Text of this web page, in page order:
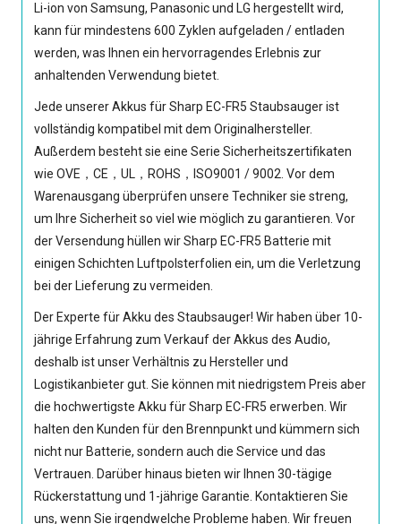
Li-ion von Samsung, Panasonic und LG hergestellt wird,
kann für mindestens 600 Zyklen aufgeladen / entladen
werden, was Ihnen ein hervorragendes Erlebnis zur
anhaltenden Verwendung bietet.
Jede unsererAkkus für Sharp EC-FR5 Staubsaugerist
vollständig kompatibel mit dem Originalhersteller.
Außerdem besteht sie eine Serie Sicherheitszertifikaten
wie OVE，CE，UL，ROHS，ISO9001 / 9002. Vor dem
Warenausgang überprüfen unsere Techniker sie streng,
um Ihre Sicherheit so viel wie möglich zu garantieren. Vor
der Versendung hüllen wirSharp EC-FR5 Batterie mit
einigen Schichten Luftpolsterfolien ein, um die Verletzung
bei der Lieferung zu vermeiden.
Der Experte für Akku des Staubsauger! Wir haben über 10-
jährige Erfahrung zum Verkauf der Akkus des Audio,
deshalb ist unser Verhältnis zu Hersteller und
Logistikanbieter gut. Sie können mit niedrigstem Preis aber
die hochwertigsteAkku für Sharp EC-FR5 erwerben. Wir
halten den Kunden für den Brennpunkt und kümmern sich
nicht nur Batterie, sondern auch die Service und das
Vertrauen. Darüber hinaus bieten wir Ihnen 30-tägige
Rückerstattung und 1-jährige Garantie. Kontaktieren Sie
uns, wenn Sie irgendwelche Probleme haben. Wir freuen